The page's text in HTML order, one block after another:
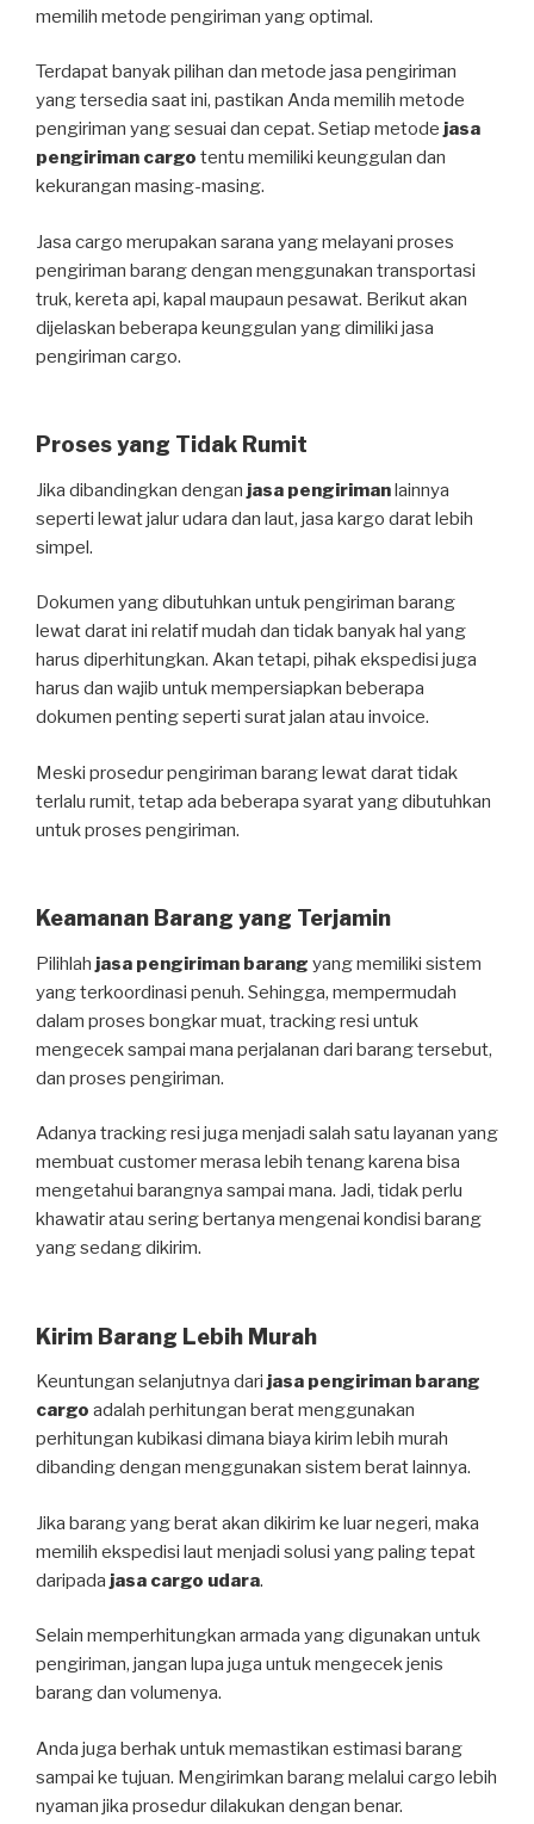
memilih metode pengiriman yang optimal.
Terdapat banyak pilihan dan metode jasa pengiriman
yang tersedia saat ini, pastikan Anda memilih metode
pengiriman yang sesuai dan cepat. Setiap metode jasa
pengiriman cargo tentu memiliki keunggulan dan
kekurangan masing-masing.
Jasa cargo merupakan sarana yang melayani proses
pengiriman barang dengan menggunakan transportasi
truk, kereta api, kapal maupaun pesawat. Berikut akan
dijelaskan beberapa keunggulan yang dimiliki jasa
pengiriman cargo.
Proses yang Tidak Rumit
Jika dibandingkan dengan jasa pengirimanlainnya
seperti lewat jalur udara dan laut, jasa kargo darat lebih
simpel.
Dokumen yang dibutuhkan untuk pengiriman barang
lewat darat ini relatif mudah dan tidak banyak hal yang
harus diperhitungkan. Akan tetapi, pihak ekspedisi juga
harus dan wajib untuk mempersiapkan beberapa
dokumen penting seperti surat jalan atau invoice.
Meski prosedur pengiriman barang lewat darat tidak
terlalu rumit, tetap ada beberapa syarat yang dibutuhkan
untuk proses pengiriman.
Keamanan Barang yang Terjamin
Pilihlah jasa pengiriman barang yang memiliki sistem
yang terkoordinasi penuh. Sehingga, mempermudah
dalam proses bongkar muat, tracking resi untuk
mengecek sampai mana perjalanan dari barang tersebut,
dan proses pengiriman.
Adanya tracking resi juga menjadi salah satu layanan yang
membuat customer merasa lebih tenang karena bisa
mengetahui barangnya sampai mana. Jadi, tidak perlu
khawatir atau sering bertanya mengenai kondisi barang
yang sedang dikirim.
Kirim Barang Lebih Murah
Keuntungan selanjutnya dari jasa pengiriman barang
cargo adalah perhitungan berat menggunakan
perhitungan kubikasi dimana biaya kirim lebih murah
dibanding dengan menggunakan sistem berat lainnya.
Jika barang yang berat akan dikirim ke luar negeri, maka
memilih ekspedisi laut menjadi solusi yang paling tepat
daripada jasa cargo udara.
Selain memperhitungkan armada yang digunakan untuk
pengiriman, jangan lupa juga untuk mengecek jenis
barang dan volumenya.
Anda juga berhak untuk memastikan estimasi barang
sampai ke tujuan. Mengirimkan barang melalui cargo lebih
nyaman jika prosedur dilakukan dengan benar.